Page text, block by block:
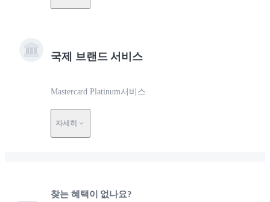
국제 브랜드 서비스
Mastercard Platinum서비스
자세히
찾는 혜택이 없나요?